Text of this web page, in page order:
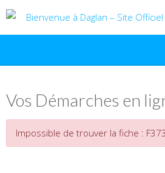
Vos Démarches en
Impossible de trouver la fiche :